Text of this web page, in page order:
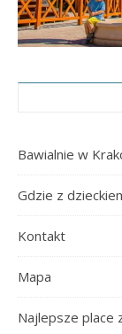
Bawialnie w
Gdzie z
Kontakt
Mapa
Najlepsze place